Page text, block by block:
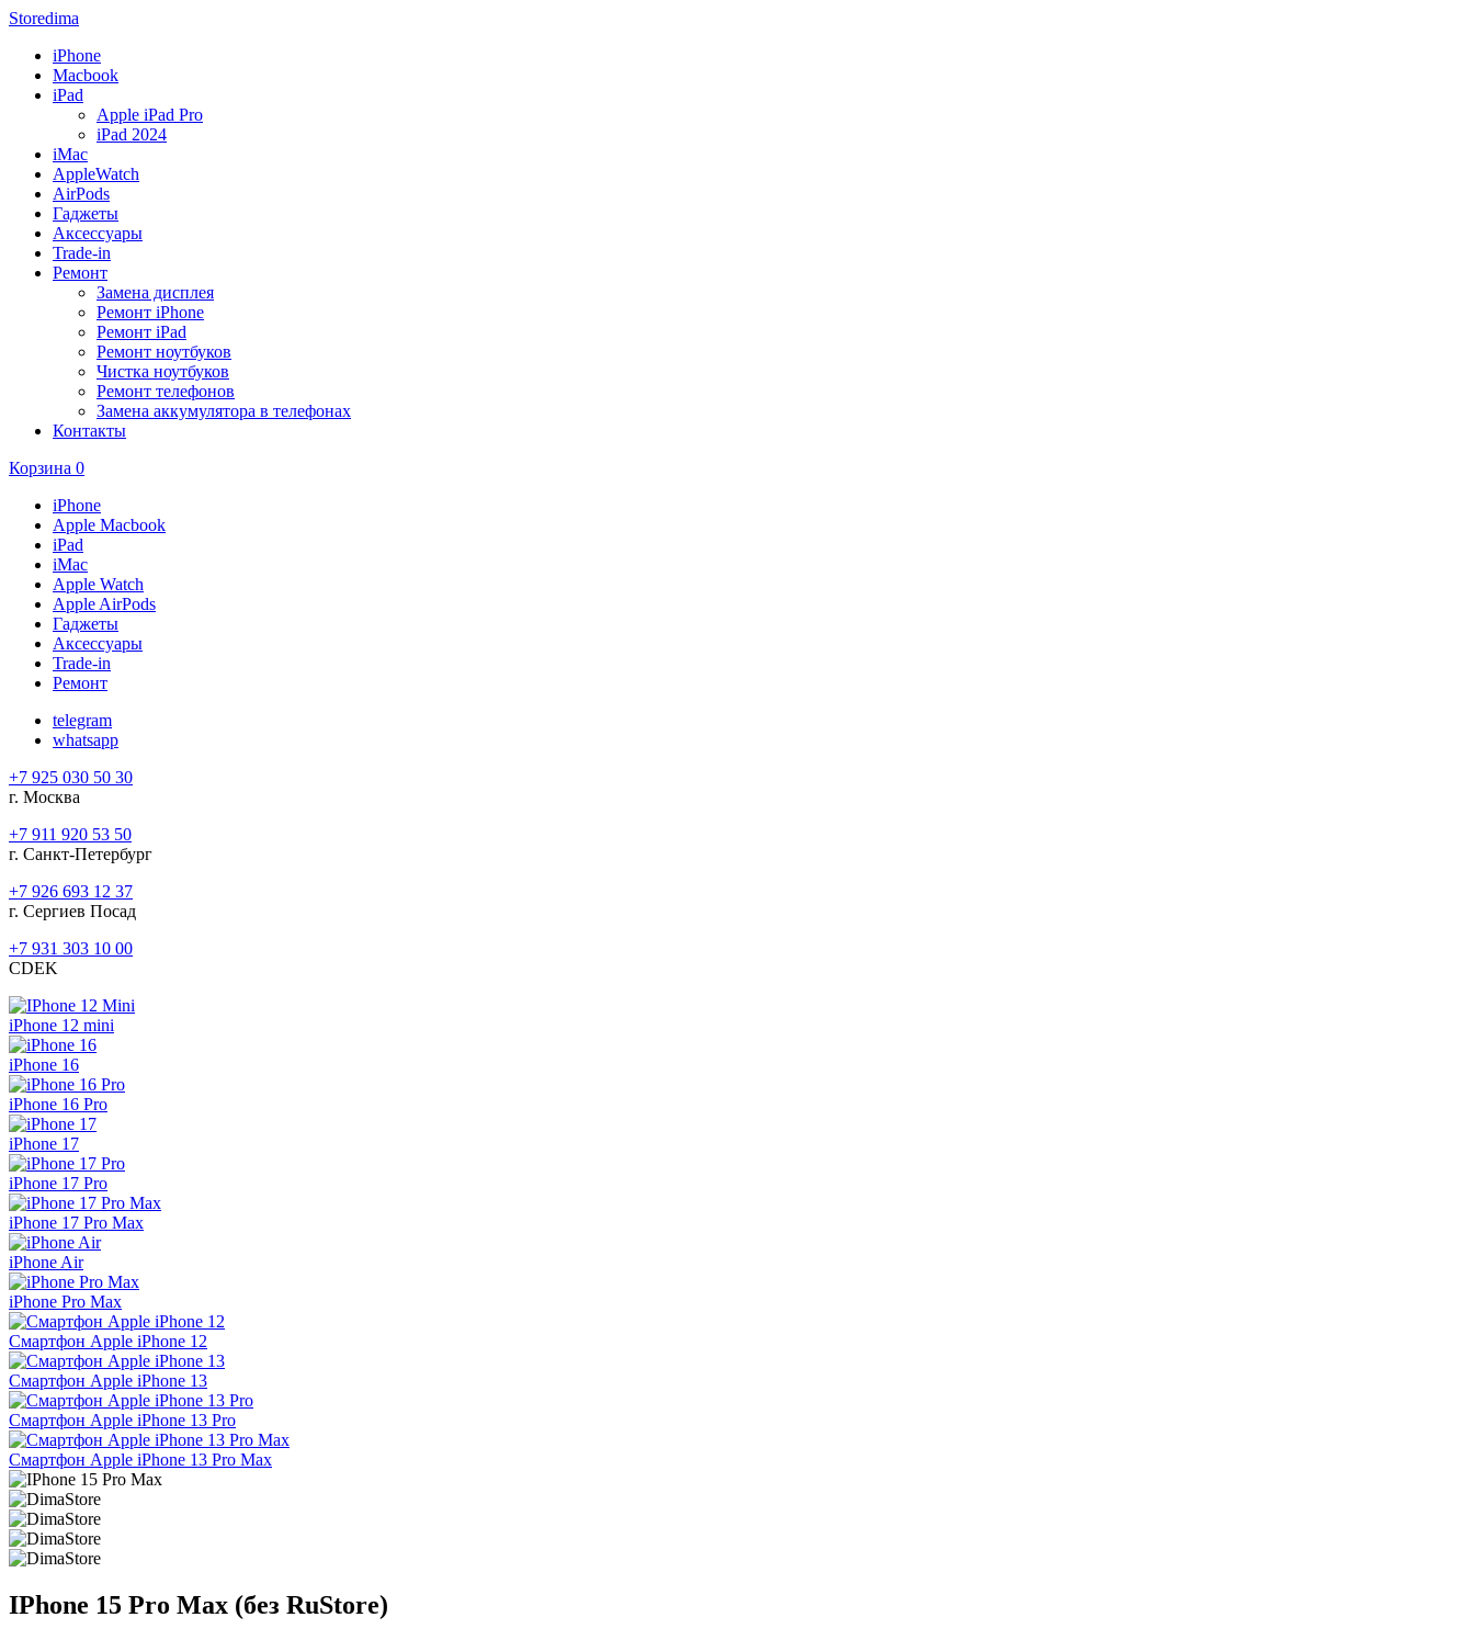
Storedima
iPhone
Macbook
iPad
Apple iPad Pro
iPad 2024
iMac
AppleWatch
AirPods
Гаджеты
Аксессуары
Trade-in
Ремонт
Замена дисплея
Ремонт iPhone
Ремонт iPad
Ремонт ноутбуков
Чистка ноутбуков
Ремонт телефонов
Замена аккумулятора в телефонах
Контакты
Корзина 0
iPhone
Apple Macbook
iPad
iMac
Apple Watch
Apple AirPods
Гаджеты
Аксессуары
Trade-in
Ремонт
telegram
whatsapp
+7 925 030 50 30
г. Москва
+7 911 920 53 50
г. Санкт-Петербург
+7 926 693 12 37
г. Сергиев Посад
+7 931 303 10 00
CDEK
iPhone 12 mini
iPhone 16
iPhone 16 Pro
iPhone 17
iPhone 17 Pro
iPhone 17 Pro Max
iPhone Air
iPhone Pro Max
Смартфон Apple iPhone 12
Смартфон Apple iPhone 13
Смартфон Apple iPhone 13 Pro
Смартфон Apple iPhone 13 Pro Max
IPhone 15 Pro Max (без RuStore)